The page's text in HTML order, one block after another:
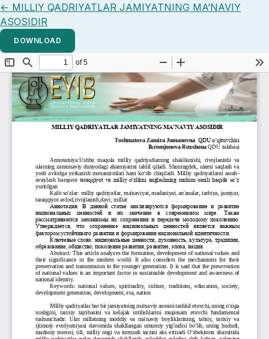
← Return to Article Details
MILLIY QADRIYATLAR JAMIYATNING MA’NAVIY
ASOSIDIR
DOWNLOAD